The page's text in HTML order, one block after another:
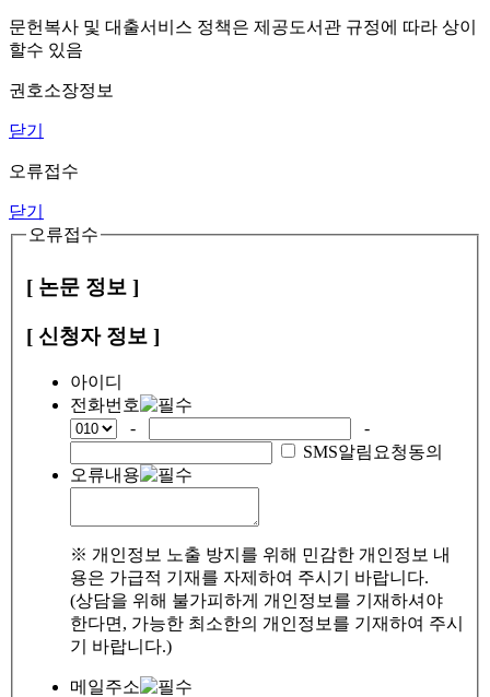
문헌복사 및 대출서비스 정책은 제공도서관 규정에 따라 상이
할수 있음
권호소장정보
닫기
오류접수
닫기
오류접수
[ 논문 정보 ]
[ 신청자 정보 ]
아이디
전화번호
-
-
SMS알림요청동의
오류내용
※ 개인정보 노출 방지를 위해 민감한 개인정보 내
용은 가급적 기재를 자제하여 주시기 바랍니다.
(상담을 위해 불가피하게 개인정보를 기재하셔야
한다면, 가능한 최소한의 개인정보를 기재하여 주시
기 바랍니다.)
메일주소